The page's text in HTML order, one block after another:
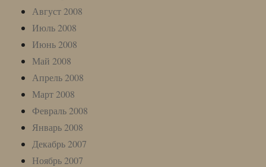
Август 2008
Июль 2008
Июнь 2008
Май 2008
Апрель 2008
Март 2008
Февраль 2008
Январь 2008
Декабрь 2007
Ноябрь 2007